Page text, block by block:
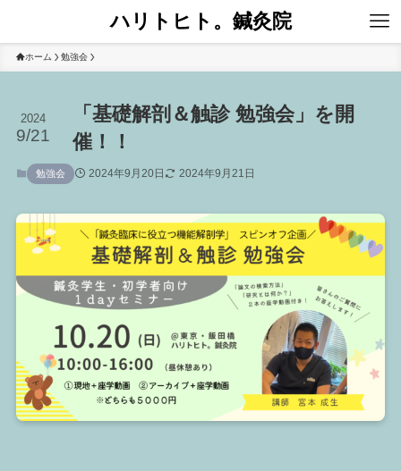
ハリトヒト。鍼灸院
ホーム 勉強会
「基礎解剖＆触診 勉強会」を開
催！！
2024
9/21
勉強会 2024年9月20日 2024年9月21日